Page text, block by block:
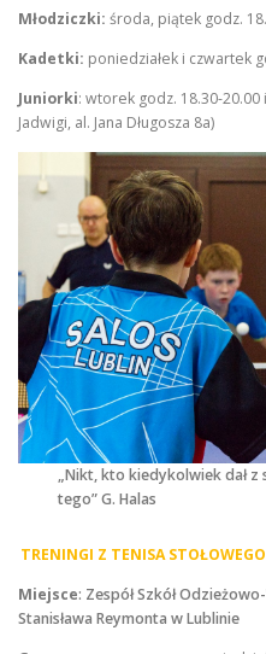
Młodziczki: środa, piątek godz.
Kadetki: poniedziałek i czwartek
Juniorki: wtorek godz. 18.30-20.00
Jadwigi, al. Jana Długosza 8a)
„Nikt, kto kiedykolwiek dał z
tego” G. Halas
TRENINGI Z TENISA STOŁOWEGO
Miejsce: Zespół Szkół
Stanisława Reymonta w Lublinie